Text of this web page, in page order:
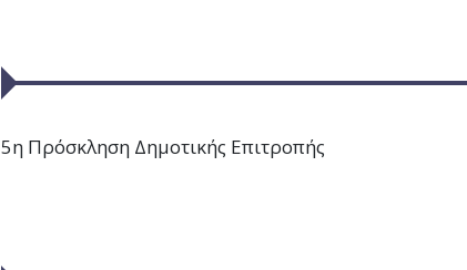
5η Πρόσκληση Δημοτικής Επιτροπής